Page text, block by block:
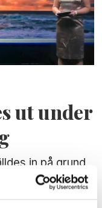
ut under
in på grund
Sveriges
för 2020 och